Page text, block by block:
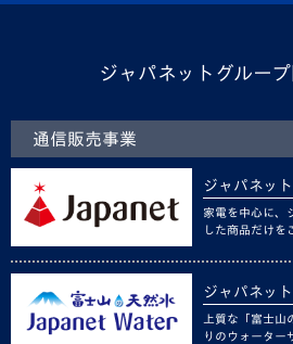
ジャパネットグルー
通信販売事業
ジャパネッ
家電を中心に、
した商品だけを
ジャパネッ
上質な「富士山
りのウォーター